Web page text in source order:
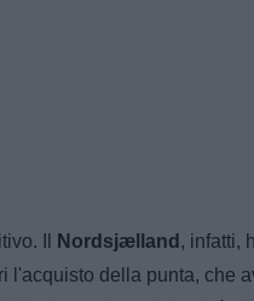
Il Nordsjælland , infatti,
l'acquisto della punta, che